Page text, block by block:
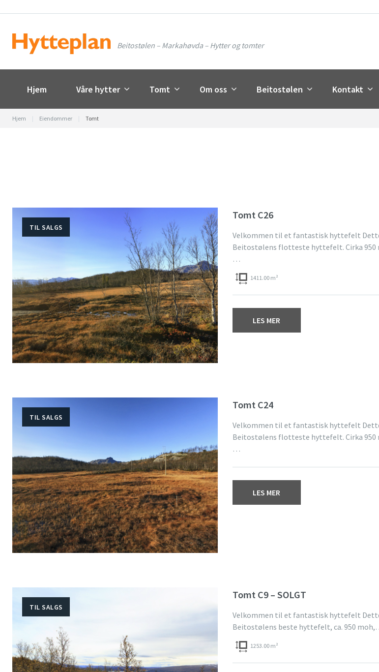
Beitostølen – Markahøvda – Hytter og tomter
Hjem Våre hytter Tomt Om oss Beitostølen Kontakt
Hjem | Eiendommer | Tomt
TIL SALGS
1411.00 m²
Tomt C26
Velkommen til et fantastisk hyttefelt
Beitostølens flotteste hyttefelt. Cirka 950
…
LES MER
TIL SALGS
Tomt C24
Velkommen til et fantastisk hyttefelt
Beitostølens flotteste hyttefelt. Cirka 950
…
LES MER
TIL SALGS
1253.00 m²
Tomt C9 – SOLGT
Velkommen til et fantastisk hyttefelt
Beitostølens beste hyttefelt, ca. 950